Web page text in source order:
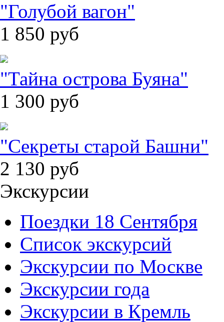
"Голубой вагон"
1 850 руб
"Тайна острова Буяна"
1 300 руб
"Секреты старой Башни"
2 130 руб
Экскурсии
Поездки 18 Сентября
Список экскурсий
Экскурсии по Москве
Экскурсии года
Экскурсии в Кремль